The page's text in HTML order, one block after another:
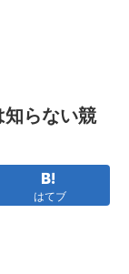
らない競
はてブ